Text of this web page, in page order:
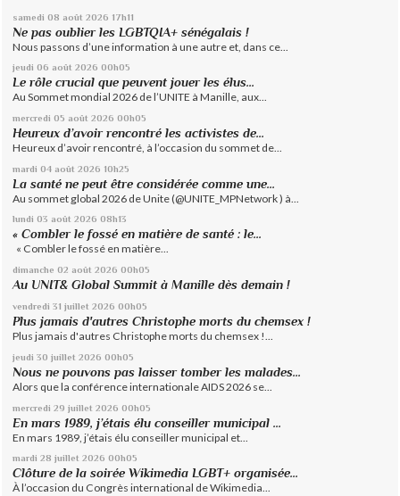
samedi 08 août 2026 17h11
Ne pas oublier les LGBTQIA+ sénégalais !
Nous passons d’une information à une autre et, dans ce...
jeudi 06 août 2026 00h05
Le rôle crucial que peuvent jouer les élus...
Au Sommet mondial 2026 de l’UNITE à Manille, aux...
mercredi 05 août 2026 00h05
Heureux d’avoir rencontré les activistes de...
Heureux d’avoir rencontré, à l’occasion du sommet de...
mardi 04 août 2026 10h25
La santé ne peut être considérée comme une...
Au sommet global 2026 de Unite (@UNITE_MPNetwork ) à...
lundi 03 août 2026 08h13
« Combler le fossé en matière de santé : le...
« Combler le fossé en matière...
dimanche 02 août 2026 00h05
Au UNIT& Global Summit à Manille dès demain !
vendredi 31 juillet 2026 00h05
Plus jamais d'autres Christophe morts du chemsex !
Plus jamais d'autres Christophe morts du chemsex !...
jeudi 30 juillet 2026 00h05
Nous ne pouvons pas laisser tomber les malades...
Alors que la conférence internationale AIDS 2026 se...
mercredi 29 juillet 2026 00h05
En mars 1989, j’étais élu conseiller municipal ...
En mars 1989, j’étais élu conseiller municipal et...
mardi 28 juillet 2026 00h05
Clôture de la soirée Wikimedia LGBT+ organisée...
À l’occasion du Congrès international de Wikimedia...